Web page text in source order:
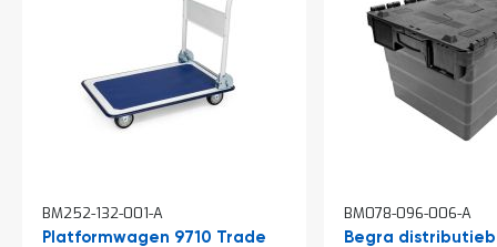
BM252-132-001-A
Platformwagen 9710 Trade
winkelwagen
BM078-096-006-A
Begra
winkelwagen